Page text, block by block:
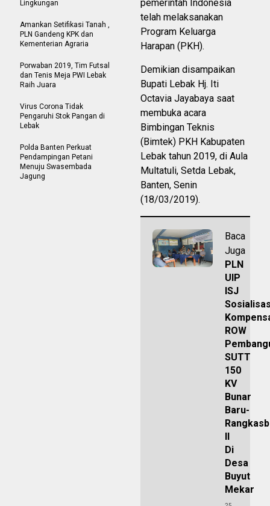
pemerintah Indonesia
telah melaksanakan
Program Keluarga
Harapan (PKH).
Demikian disampaikan
Bupati Lebak Hj. Iti
Octavia Jayabaya saat
membuka acara
Bimbingan Teknis
(Bimtek) PKH Kabupaten
Lebak tahun 2019, di Aula
Multatuli, Setda Lebak,
Banten, Senin
(18/03/2019).
Baca
Juga
PLN
UIP
ISJ
ROW
SUTT
150
KV
Bunar
Baru-
II
Di
Desa
Buyut
Mekar
Lingkungan
Amankan Setifikasi Tanah ,
PLN Gandeng KPK dan
Kementerian Agraria
Porwaban 2019, Tim Futsal
dan Tenis Meja PWI Lebak
Raih Juara
Virus Corona Tidak
Pengaruhi Stok Pangan di
Lebak
Polda Banten Perkuat
Pendampingan Petani
Menuju Swasembada
Jagung